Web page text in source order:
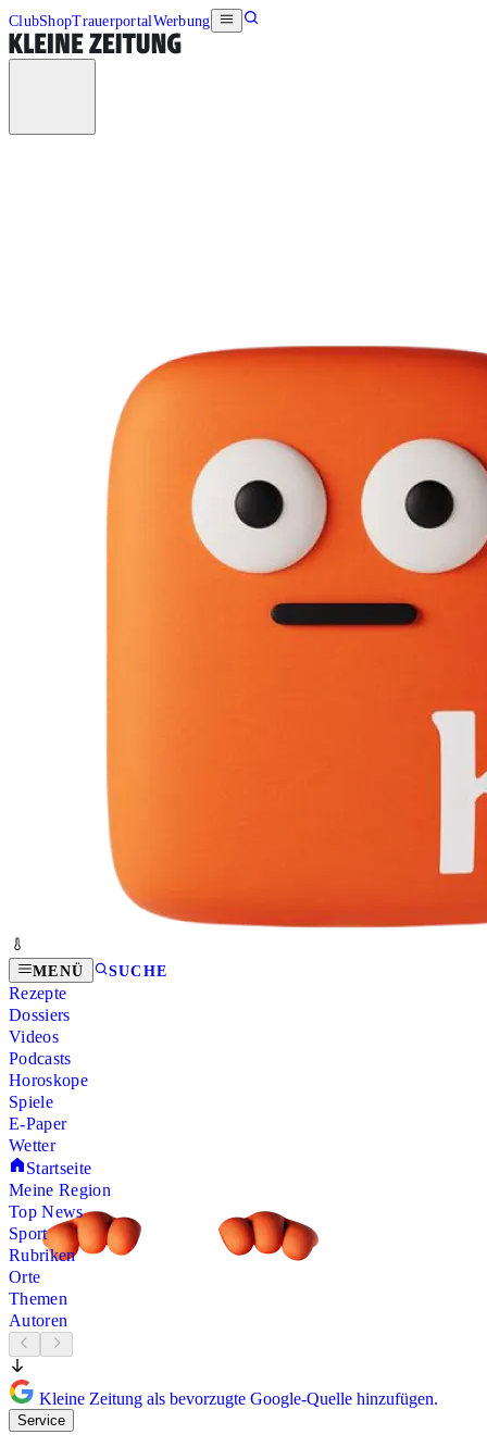
ClubShopTrauerportalWerbung
MENÜ SUCHE
Rezepte
Dossiers
Videos
Podcasts
Horoskope
Spiele
E-Paper
Wetter
Startseite
Meine Region
Top News
Sport
Rubriken
Orte
Themen
Autoren
Kleine Zeitung als bevorzugte Google-Quelle hinzufügen.
Service